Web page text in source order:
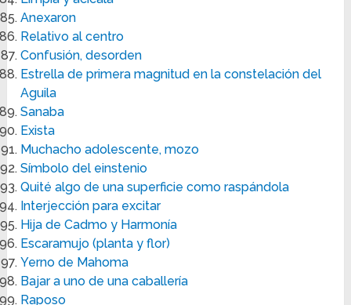
Anexaron
Relativo al centro
Confusión, desorden
Estrella de primera magnitud en la constelación del
Aguila
Sanaba
Exista
Muchacho adolescente, mozo
Símbolo del einstenio
Quité algo de una superficie como raspándola
Interjección para excitar
Hija de Cadmo y Harmonía
Escaramujo (planta y flor)
Yerno de Mahoma
Bajar a uno de una caballería
Raposo